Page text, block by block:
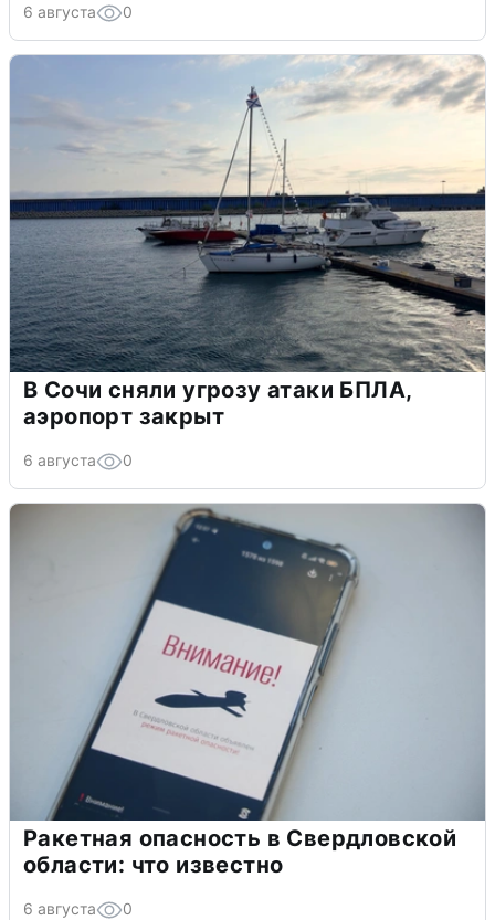
6 августа 0
В Сочи сняли угрозу атаки БПЛА,
аэропорт закрыт
6 августа 0
Ракетная опасность в Свердловской
области: что известно
6 августа 0